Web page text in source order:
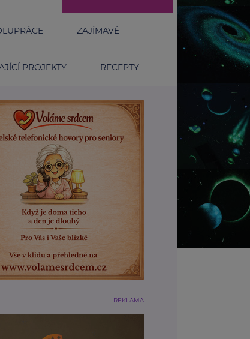
ZAJÍMAVÉ
PROJEKTY RECEPTY
REKLAMA